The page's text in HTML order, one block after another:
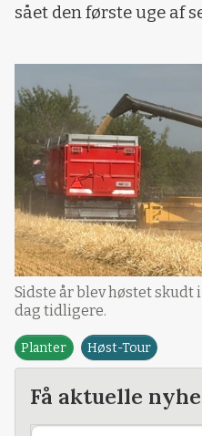
sået den første uge af
Sidste år blev høstet skudt
dag tidligere.
Planter Høst-Tour
Få aktuelle